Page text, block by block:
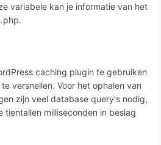
variabele kan je informatie van het
caching plugin te gebruiken
versnellen. Voor het ophalen van
zijn veel database query's nodig,
tientallen milliseconden in beslag